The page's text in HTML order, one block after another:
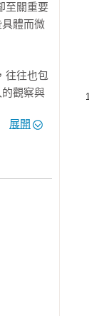
至關重要
體而微
往往也包
觀察與
展開